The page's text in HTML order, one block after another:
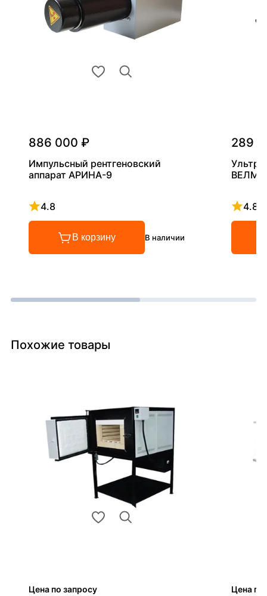
886 000 ₽
Импульсный рентгеновский
аппарат АРИНА-9
4.8
Рейтинг 4.8 из 5
В корзину В наличии
289
4.8
Похожие товары
Цена по запросу Цена по